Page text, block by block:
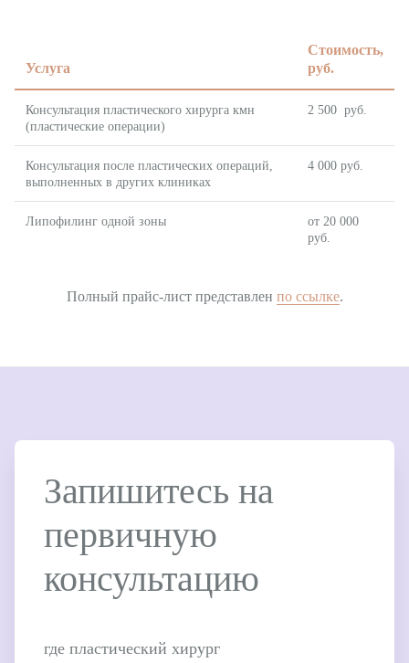
Услуга
Стоимость,
руб.
Консультация пластического хирурга кмн
(пластические операции)
2 500 руб.
Консультация после пластических операций,
выполненных в других клиниках
4 000 руб.
Липофилинг одной зоны
от 20 000
руб.
Полный прайс-лист представлен по ссылке.
Запишитесь на
первичную
консультацию
где пластический хирург